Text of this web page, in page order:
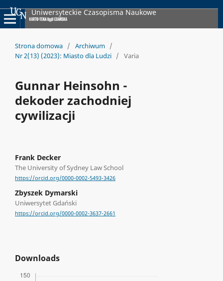
Uniwersyteckie Czasopisma Naukowe
Strona domowa / Archiwum /
Nr 2(13) (2023): Miasto dla Ludzi / Varia
Gunnar Heinsohn -
dekoder zachodniej
cywilizacji
Frank Decker
The University of Sydney Law School
https://orcid.org/0000-0002-5493-3426
Zbyszek Dymarski
Uniwersytet Gdański
https://orcid.org/0000-0002-3637-2661
Downloads